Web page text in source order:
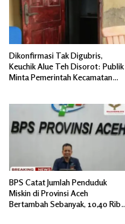
Dikonfirmasi Tak Digubris,
Keuchik Alue Teh Disorot: Publik
Minta Pemerintah Kecamatan
BPS Catat Jumlah Penduduk
Miskin di Provinsi Aceh
Bertambah Sebanyak, 10,40 Ribu